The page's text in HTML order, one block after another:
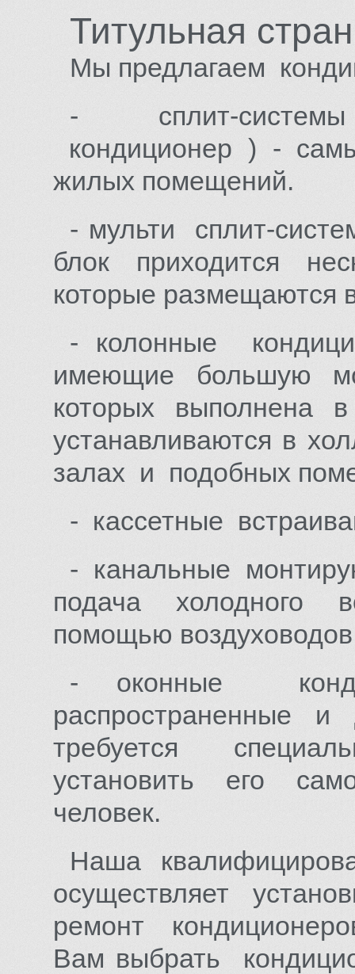
Титульная
Мы предлагаем
- сплит-
кондиционер ) -
жилых помещений.
- мульти сплит-
блок приходится
которые размещаются
- колонные
имеющие большую
которых
устанавливаются в
залах и подобных
- кассетные
- канальные
подача холодного
помощью
- оконные
распространенные
требуется
установить его
человек.
Наша
осуществляет
ремонт
Вам выбрать